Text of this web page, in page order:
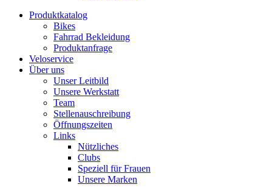
Produktkatalog
Bikes
Fahrrad Bekleidung
Produktanfrage
Veloservice
Über uns
Unser Leitbild
Unsere Werkstatt
Team
Stellenauschreibung
Öffnungszeiten
Links
Nützliches
Clubs
Speziell für Frauen​
Unsere Marken